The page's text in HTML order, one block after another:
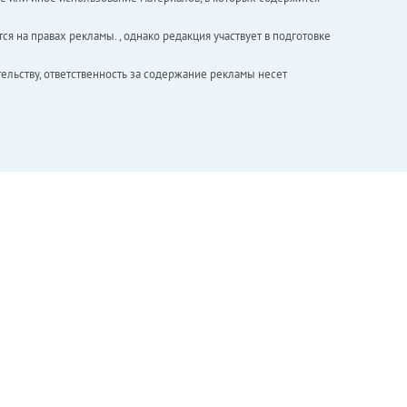
правах рекламы. , однако редакция участвует в подготовке
ответственность за содержание рекламы несет